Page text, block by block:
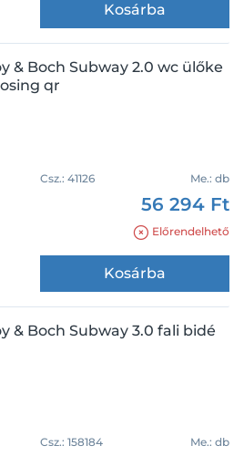
Kosárba
& Boch Subway 2.0 wc ülőke
qr
Csz.: 41126 Me.: db
56 294 Ft
Előrendelhető
Kosárba
& Boch Subway 3.0 fali bidé
Csz.: 158184 Me.: db